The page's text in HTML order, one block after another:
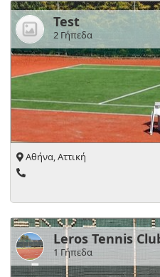
Test
2 Γήπεδα
Αθήνα, Αττική
Leros Tennis
1 Γήπεδα